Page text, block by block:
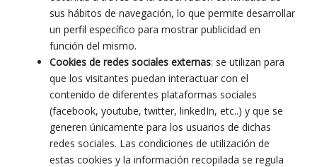
sus hábitos de navegación, lo que permite desarrollar
un perfil específico para mostrar publicidad en
función del mismo.
Cookies de redes sociales externas: se utilizan para
que los visitantes puedan interactuar con el
contenido de diferentes plataformas sociales
(facebook, youtube, twitter, linkedIn, etc..) y que se
generen únicamente para los usuarios de dichas
redes sociales. Las condiciones de utilización de
estas cookies y la información recopilada se regula